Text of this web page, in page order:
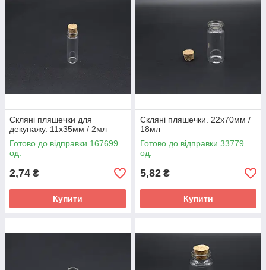
Скляні пляшечки для
декупажу. 11х35мм / 2мл
Готово до відправки 167699
од.
2,74 ₴
Купити
Скляні пляшечки. 22х70мм /
18мл
Готово до відправки 33779
од.
5,82 ₴
Купити